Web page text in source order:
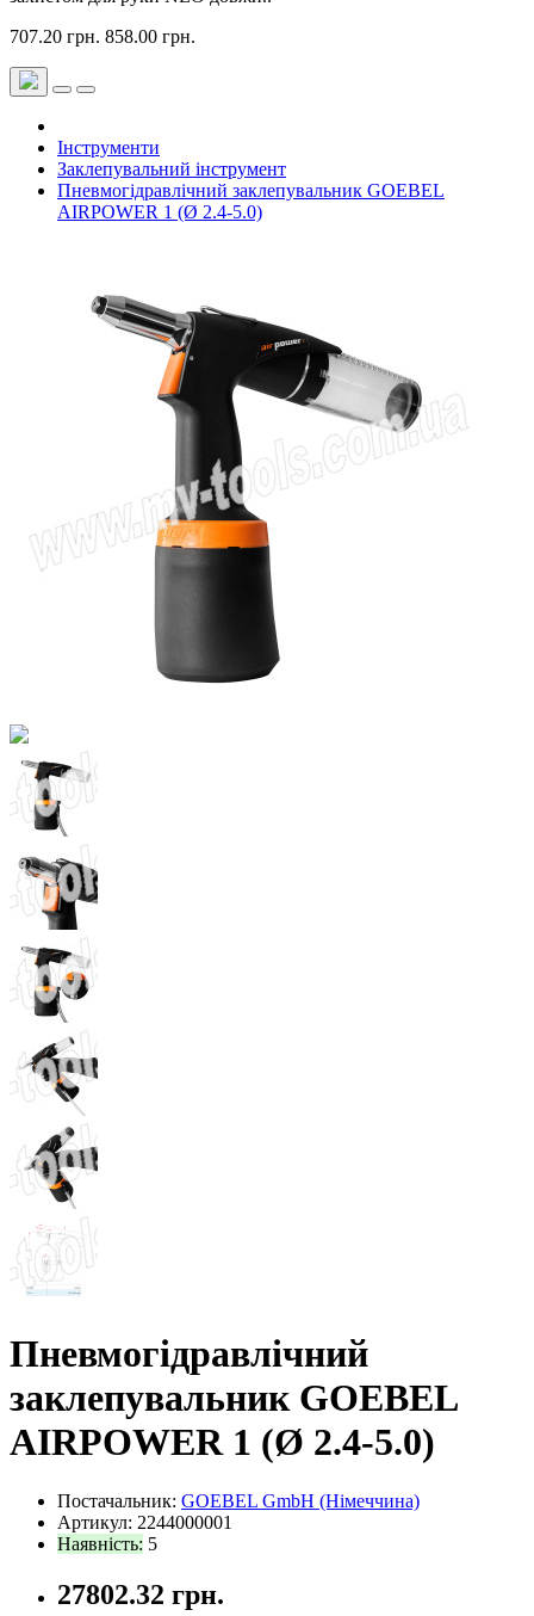
707.20 грн. 858.00 грн.
Інструменти
Заклепувальний інструмент
Пневмогідравлічний заклепувальник GOEBEL
AIRPOWER 1 (Ø 2.4-5.0)
Пневмогідравлічний
заклепувальник GOEBEL
AIRPOWER 1 (Ø 2.4-5.0)
Постачальник: GOEBEL GmbH (Німеччина)
Артикул: 2244000001
Наявність: 5
27802.32 грн.